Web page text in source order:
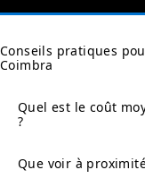
Conseils pratiques
Coimbra
Quel est le coût
?
Que voir à